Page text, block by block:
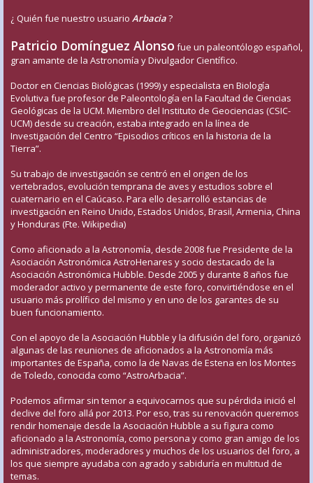
¿ Quién fue nuestro usuario Arbacia?
Patricio Domínguez Alonso fue un paleontólogo español,
gran amante de la Astronomía y Divulgador Científico.
Doctor en Ciencias Biológicas (1999) y especialista en Biología
Evolutiva fue profesor de Paleontología en la Facultad de Ciencias
Geológicas de la UCM. Miembro del Instituto de Geociencias (CSIC-
UCM) desde su creación, estaba integrado en la línea de
Investigación del Centro “Episodios críticos en la historia de la
Tierra”.
Su trabajo de investigación se centró en el origen de los
vertebrados, evolución temprana de aves y estudios sobre el
cuaternario en el Caúcaso. Para ello desarrolló estancias de
investigación en Reino Unido, Estados Unidos, Brasil, Armenia, China
y Honduras (Fte. Wikipedia)
Como aficionado a la Astronomía, desde 2008 fue Presidente de la
Asociación Astronómica AstroHenares y socio destacado de la
Asociación Astronómica Hubble. Desde 2005 y durante 8 años fue
moderador activo y permanente de este foro, convirtiéndose en el
usuario más prolífico del mismo y en uno de los garantes de su
buen funcionamiento.
Con el apoyo de la Asociación Hubble y la difusión del foro, organizó
algunas de las reuniones de aficionados a la Astronomía más
importantes de España, como la de Navas de Estena en los Montes
de Toledo, conocida como “AstroArbacia”.
Podemos afirmar sin temor a equivocarnos que su pérdida inició el
declive del foro allá por 2013. Por eso, tras su renovación queremos
rendir homenaje desde la Asociación Hubble a su figura como
aficionado a la Astronomía, como persona y como gran amigo de los
administradores, moderadores y muchos de los usuarios del foro, a
los que siempre ayudaba con agrado y sabiduría en multitud de
temas.